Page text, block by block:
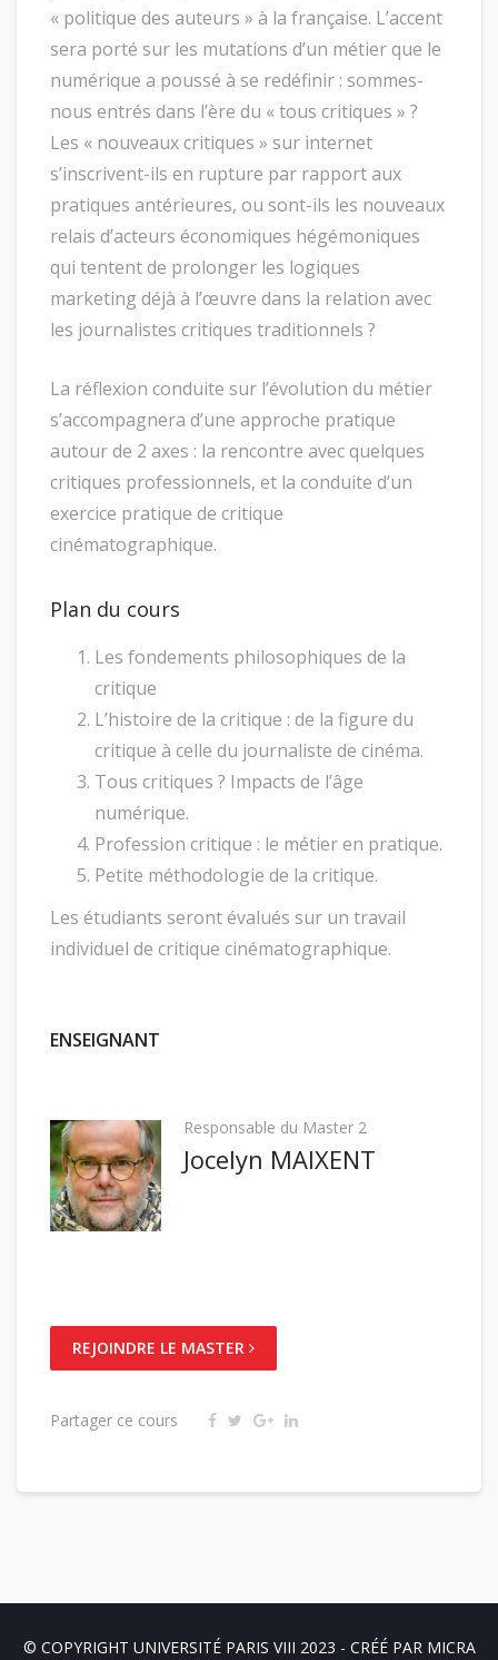
« politique des auteurs » à la française. L’accent
sera porté sur les mutations d’un métier que le
numérique a poussé à se redéfinir : sommes-
nous entrés dans l’ère du « tous critiques » ?
Les « nouveaux critiques » sur internet
s’inscrivent-ils en rupture par rapport aux
pratiques antérieures, ou sont-ils les nouveaux
relais d’acteurs économiques hégémoniques
qui tentent de prolonger les logiques
marketing déjà à l’œuvre dans la relation avec
les journalistes critiques traditionnels ?
La réflexion conduite sur l’évolution du métier
s’accompagnera d’une approche pratique
autour de 2 axes : la rencontre avec quelques
critiques professionnels, et la conduite d’un
exercice pratique de critique
cinématographique.
Plan du cours
Les fondements philosophiques de la
critique
L’histoire de la critique : de la figure du
critique à celle du journaliste de cinéma.
Tous critiques ? Impacts de l’âge
numérique.
Profession critique : le métier en pratique.
Petite méthodologie de la critique.
Les étudiants seront évalués sur un travail
individuel de critique cinématographique.
ENSEIGNANT
Responsable du Master 2
Jocelyn MAIXENT
REJOINDRE LE MASTER
Partager ce cours
© COPYRIGHT UNIVERSITÉ PARIS VIII 2023 - CRÉÉ PAR MICRA